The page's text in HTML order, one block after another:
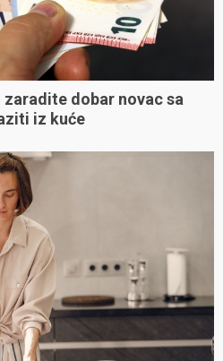
dobar novac sa
iz kuće